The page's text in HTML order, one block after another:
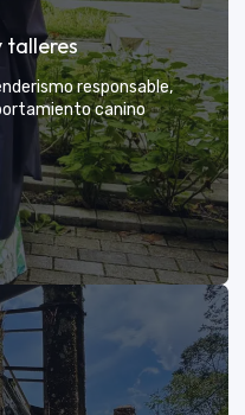
nos encargamos de
talleres
responsable,
canino